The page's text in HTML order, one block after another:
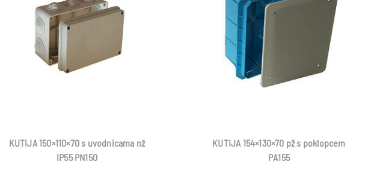
KUTIJA 150×110×70 s uvodnicama nž
IP55 PN150
KUTIJA 154×130×70 pž s poklopcem
PA155